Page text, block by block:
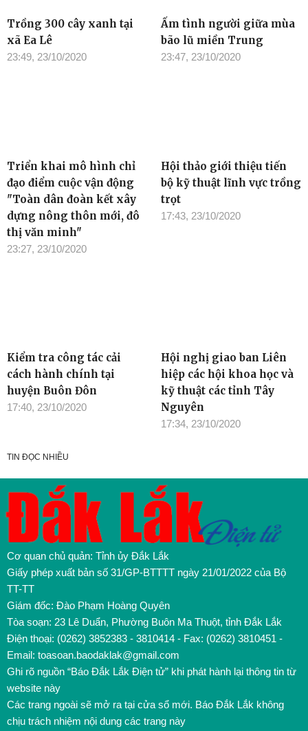
Trồng 300 cây xanh tại
xã Ea Lê
23:49, 23/10/2020
Ấm tình người giữa mùa
bão lũ miền Trung
23:47, 23/10/2020
Triển khai mô hình chỉ
đạo điểm cuộc vận động
"Toàn dân đoàn kết xây
dựng nông thôn mới, đô
thị văn minh"
23:27, 23/10/2020
Hội thảo giới thiệu tiến
bộ kỹ thuật lĩnh vực trồng
trọt
17:43, 23/10/2020
Kiểm tra công tác cải
cách hành chính tại
huyện Buôn Đôn
17:40, 23/10/2020
Hội nghị giao ban Liên
hiệp các hội khoa học và
kỹ thuật các tỉnh Tây
Nguyên
17:34, 23/10/2020
TIN ĐỌC NHIỀU
Cơ quan chủ quản: Tỉnh ủy Đắk Lắk
Giấy phép xuất bản số 31/GP-BTTTT ngày 21/01/2022 của Bộ
TT-TT
Giám đốc: Đào Phạm Hoàng Quyên
Tòa soạn: 23 Lê Duẩn, Phường Buôn Ma Thuột, tỉnh Đắk Lắk
Điện thoại: (0262) 3852383 - 3810414 - Fax: (0262) 3810451 -
Email: toasoan.baodaklak@gmail.com
Ghi rõ nguồn “Báo Đắk Lắk Điện tử” khi phát hành lại thông tin từ
website này
Các trang ngoài sẽ mở ra tại cửa sổ mới. Báo Đắk Lắk không
chịu trách nhiệm nội dung các trang này